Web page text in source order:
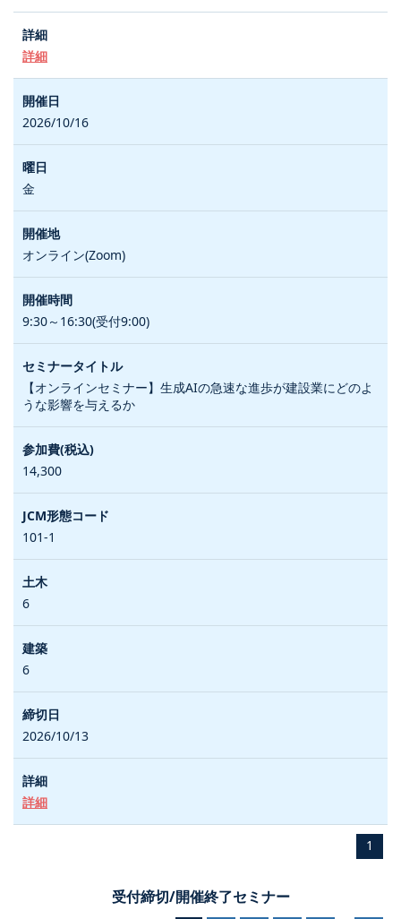
詳細
2026/10/16
金
オンライン(Zoom)
9:30～16:30(受付9:00)
【オンラインセミナー】生成AIの急速な進歩が建設業にどのよ
うな影響を与えるか
14,300
101-1
6
6
2026/10/13
詳細
1
受付締切/開催終了セミナー